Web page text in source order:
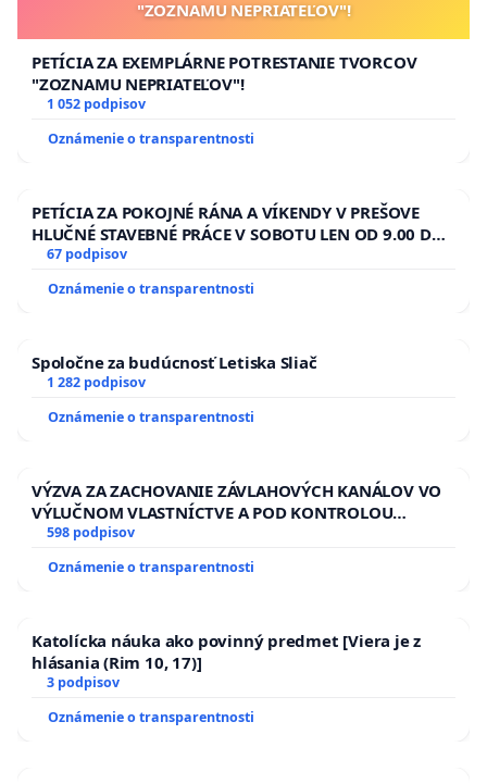
"ZOZNAMU NEPRIATEĽOV"!
PETÍCIA ZA EXEMPLÁRNE POTRESTANIE TVORCOV
"ZOZNAMU NEPRIATEĽOV"!
1 052 podpisov
Oznámenie o transparentnosti
PETÍCIA ZA POKOJNÉ RÁNA A VÍKENDY V PREŠOVE
HLUČNÉ STAVEBNÉ PRÁCE V SOBOTU LEN OD 9.00 DO
13.00 HOD., CEZ PRACOVNÝ TÝŽDEŇ CIEĽ 8.00 – 18.00
ĎUMBIERSKEJ/MAGU
67 podpisov
Oznámenie o transparentnosti
Spoločne za budúcnosť Letiska Sliač
1 282 podpisov
Oznámenie o transparentnosti
VÝZVA ZA ZACHOVANIE ZÁVLAHOVÝCH KANÁLOV VO
VÝLUČNOM VLASTNÍCTVE A POD KONTROLOU
SLOVENSKEJ REPUBLIKY & žiadosť na riešenie
kanálov na Slovensku
598 podpisov
Oznámenie o transparentnosti
Katolícka náuka ako povinný predmet [Viera je z
hlásania (Rim 10, 17)]
3 podpisov
Oznámenie o transparentnosti